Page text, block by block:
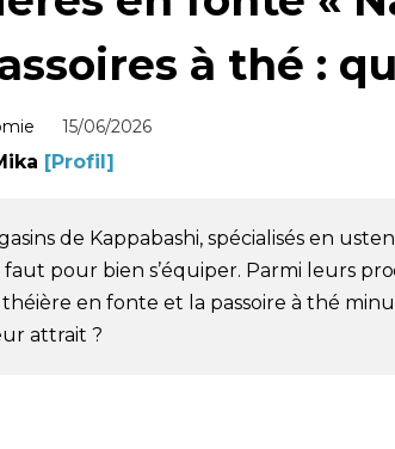
à thé :
15/06/2026
[Profil]
de Kappabashi, spécialisés en
faut pour bien s’équiper. Parmi leurs
en fonte et la passoire à thé
attrait ?